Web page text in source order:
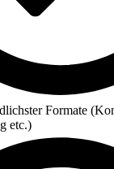
Formate
etc.)